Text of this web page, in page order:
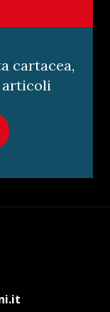
cartacea,
articoli